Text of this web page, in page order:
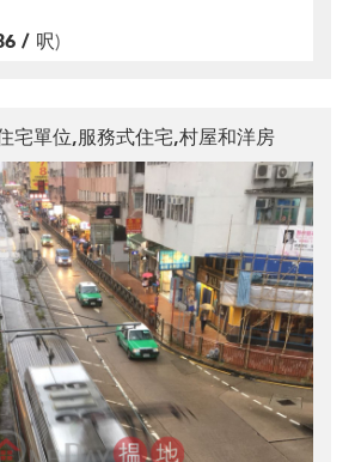
/ 呎)
宅單位,服務式住宅,村屋和洋房